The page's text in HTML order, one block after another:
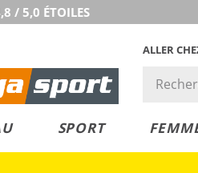
5,0 ÉTOILES
ALLER
SPORT